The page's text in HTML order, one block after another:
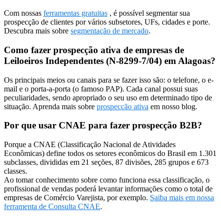
Com nossas ferramentas gratuitas , é possível segmentar sua
prospecção de clientes por vários subsetores, UFs, cidades e porte.
Descubra mais sobre segmentação de mercado.
Como fazer prospecção ativa de empresas de
Leiloeiros Independentes (N-8299-7/04) em Alagoas?
Os principais meios ou canais para se fazer isso são: o telefone, o e-
mail e o porta-a-porta (o famoso PAP). Cada canal possui suas
peculiaridades, sendo apropriado o seu uso em determinado tipo de
situação. Aprenda mais sobre prospecção ativa em nosso blog.
Por que usar CNAE para fazer prospecção B2B?
Porque a CNAE (Classificação Nacional de Atividades
Econômicas) define todos os setores econômicos do Brasil em 1.301
subclasses, divididas em 21 seções, 87 divisões, 285 grupos e 673
classes.
Ao tomar conhecimento sobre como funciona essa classificação, o
profissional de vendas poderá levantar informações como o total de
empresas de Comércio Varejista, por exemplo. Saiba mais em nossa
ferramenta de Consulta CNAE.